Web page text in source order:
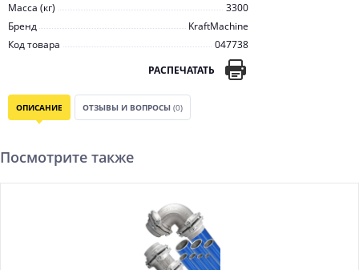
Масса (кг)
3300
Бренд
KraftMachine
Код товара
047738
РАСПЕЧАТАТЬ
ОПИСАНИЕ ОТЗЫВЫ И ВОПРОСЫ (0)
Посмотрите также